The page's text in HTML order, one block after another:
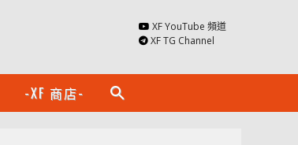
XF YouTube 頻道
XF TG Channel
-XF 商店- search